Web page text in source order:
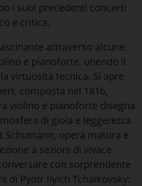
i suoi precedenti concerti
e critica.
attraverso alcune
e pianoforte, unendo il
virtuosità tecnica. Si apre
composta nel 1816,
violino e pianoforte disegna
di gioia e leggerezza.
Schumann, opera matura e
a sezioni di vivace
con sorprendente
di Pyotr Ilyich Tchaikovsky: